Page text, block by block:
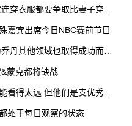
穿衣服都要争取比妻子穿得
嘉宾出席今日NBC赛前节目
丹其他领域也取得成功而自
蒙克都将缺战
看得太远 但他们是支优秀球
处于每日观察的状态